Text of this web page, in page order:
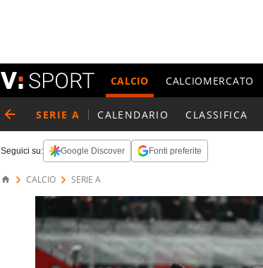
CALCIO CALCIOMERCATO
SERIE A CALENDARIO CLASSIFICA
Seguici su: Google Discover Fonti preferite
CALCIO SERIE A